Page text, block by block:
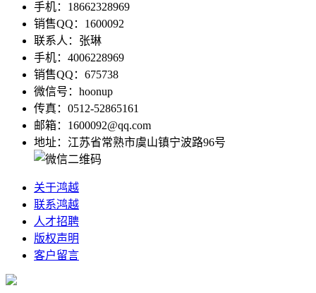
手机：18662328969
销售QQ：1600092
联系人：张琳
手机：4006228969
销售QQ：675738
微信号：hoonup
传真：0512-52865161
邮箱：1600092@qq.com
地址：江苏省常熟市虞山镇宁波路96号
关于鸿越
联系鸿越
人才招聘
版权声明
客户留言